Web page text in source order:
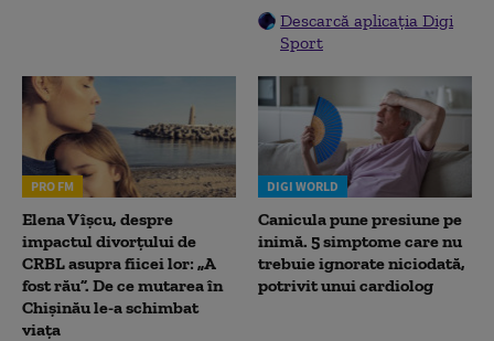
Descarcă aplicația Digi
Sport
PRO FM
Elena Vîșcu, despre
impactul divorțului de
CRBL asupra fiicei lor: „A
fost rău”. De ce mutarea în
Chișinău le-a schimbat
viața
DIGI WORLD
Canicula pune presiune pe
inimă. 5 simptome care nu
trebuie ignorate niciodată,
potrivit unui cardiolog